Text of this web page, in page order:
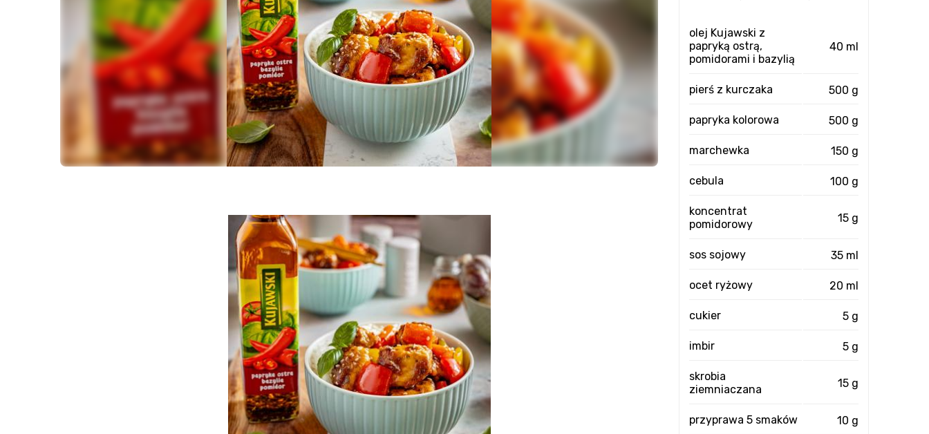
olej Kujawski z
papryką ostrą,
pomidorami i bazylią
40 ml
pierś z kurczaka 500 g
papryka kolorowa 500 g
marchewka 150 g
cebula 100 g
koncentrat
pomidorowy
15 g
sos sojowy 35 ml
ocet ryżowy 20 ml
cukier 5 g
imbir 5 g
skrobia
ziemniaczana
15 g
przyprawa 5 smaków 10 g